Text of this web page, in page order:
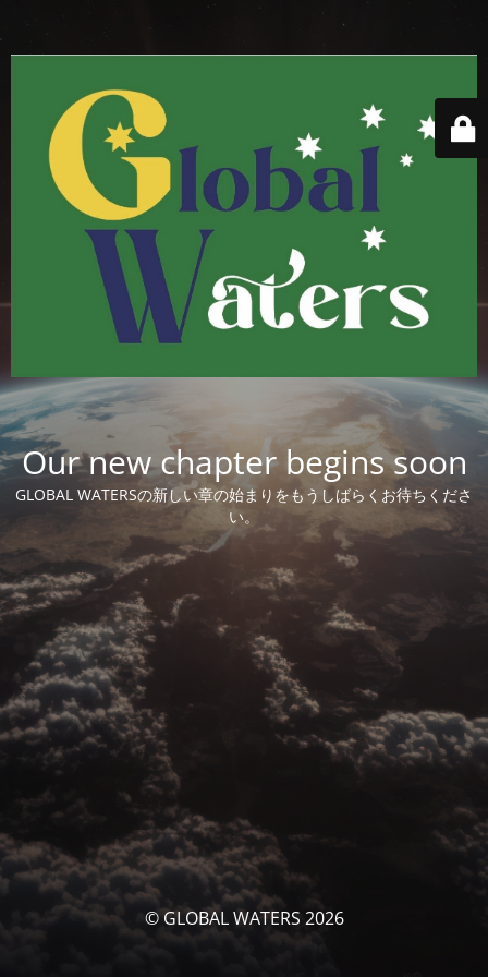
Our new chapter begins soon
GLOBAL WATERSの新しい章の始まりをもうしばらくお待ちくださ
い。
© GLOBAL WATERS 2026